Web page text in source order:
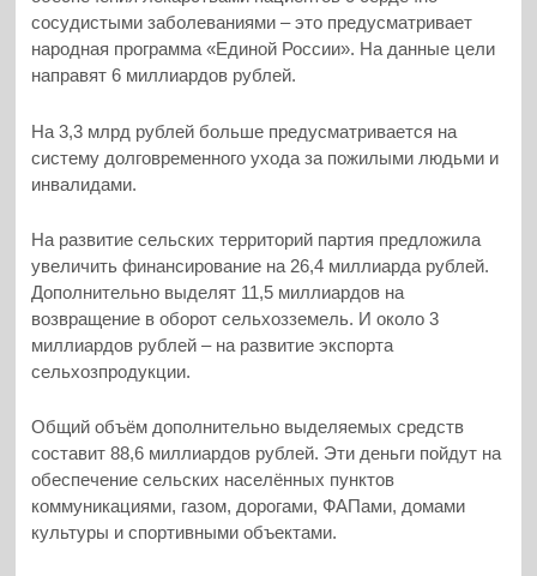
сосудистыми заболеваниями – это предусматривает
народная программа «Единой России». На данные цели
направят 6 миллиардов рублей.
На 3,3 млрд рублей больше предусматривается на
систему долговременного ухода за пожилыми людьми и
инвалидами.
На развитие сельских территорий партия предложила
увеличить финансирование на 26,4 миллиарда рублей.
Дополнительно выделят 11,5 миллиардов на
возвращение в оборот сельхозземель. И около 3
миллиардов рублей – на развитие экспорта
сельхозпродукции.
Общий объём дополнительно выделяемых средств
составит 88,6 миллиардов рублей. Эти деньги пойдут на
обеспечение сельских населённых пунктов
коммуникациями, газом, дорогами, ФАПами, домами
культуры и спортивными объектами.